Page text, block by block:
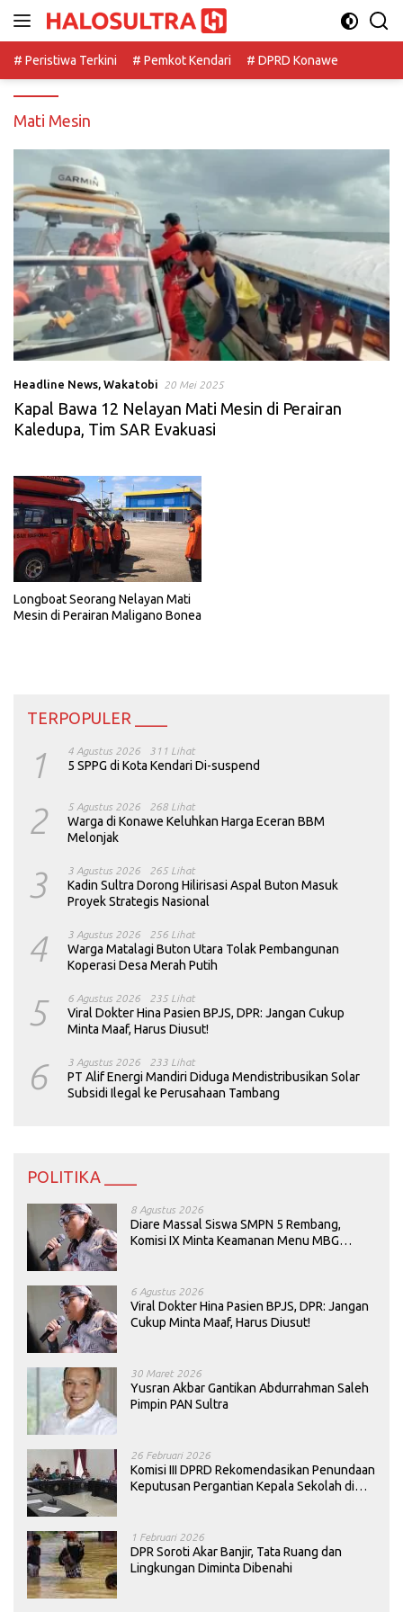
# Peristiwa Terkini
# Pemkot Kendari # DPRD Konawe
Mati Mesin
Headline News, Wakatobi 20 Mei 2025
Kapal Bawa 12 Nelayan Mati Mesin di Perairan
Kaledupa, Tim SAR Evakuasi
Longboat Seorang Nelayan Mati
Mesin di Perairan Maligano Bonea
TERPOPULER ____
1 4 Agustus 2026 311 Lihat
5 SPPG di Kota Kendari Di-suspend
2 5 Agustus 2026 268 Lihat
Warga di Konawe Keluhkan Harga Eceran BBM
Melonjak
3 3 Agustus 2026 265 Lihat
Kadin Sultra Dorong Hilirisasi Aspal Buton Masuk
Proyek Strategis Nasional
4 3 Agustus 2026 256 Lihat
Warga Matalagi Buton Utara Tolak Pembangunan
Koperasi Desa Merah Putih
5 6 Agustus 2026 235 Lihat
Viral Dokter Hina Pasien BPJS, DPR: Jangan Cukup
Minta Maaf, Harus Diusut!
6 3 Agustus 2026 233 Lihat
PT Alif Energi Mandiri Diduga Mendistribusikan Solar
Subsidi Ilegal ke Perusahaan Tambang
POLITIKA ____
8 Agustus 2026
Diare Massal Siswa SMPN 5 Rembang,
Komisi IX Minta Keamanan Menu MBG
6 Agustus 2026
Viral Dokter Hina Pasien BPJS, DPR: Jangan
Cukup Minta Maaf, Harus Diusut!
30 Maret 2026
Yusran Akbar Gantikan Abdurrahman Saleh
Pimpin PAN Sultra
26 Februari 2026
Komisi III DPRD Rekomendasikan Penundaan
Keputusan Pergantian Kepala Sekolah di
1 Februari 2026
DPR Soroti Akar Banjir, Tata Ruang dan
Lingkungan Diminta Dibenahi